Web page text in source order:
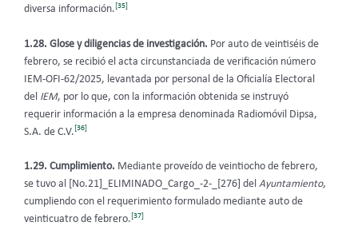
diversa información.[35]
1.28. Glose y diligencias de investigación. Por auto de veintiséis de
febrero, se recibió el acta circunstanciada de verificación número
IEM-OFI-62/2025, levantada por personal de la Oficialía Electoral
del IEM, por lo que, con la información obtenida se instruyó
requerir información a la empresa denominada Radiomóvil Dipsa,
S.A. de C.V. [36]
1.29. Cumplimiento. Mediante proveído de veintiocho de febrero,
se tuvo al [No.21]_ELIMINADO_Cargo_-2-_[276] del Ayuntamiento,
cumpliendo con el requerimiento formulado mediante auto de
veinticuatro de febrero.[37]